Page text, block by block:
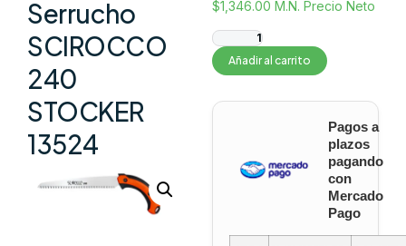
Serrucho
SCIROCCO
240
STOCKER
13524
$1,346.00 M.N. Precio Neto
Añadir al carrito
Pagos a
plazos
pagando
con
Mercado
Pago